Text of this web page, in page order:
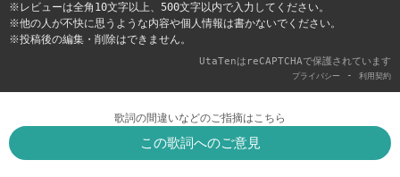
※レビューは全角10文字以上、500文字以内で入力してください。
※他の人が不快に思うような内容や個人情報は書かないでください。
※投稿後の編集・削除はできません。
UtaTenはreCAPTCHAで保護されています
プライバシー - 利用契約
歌詞の間違いなどのご指摘はこちら
この歌詞へのご意見